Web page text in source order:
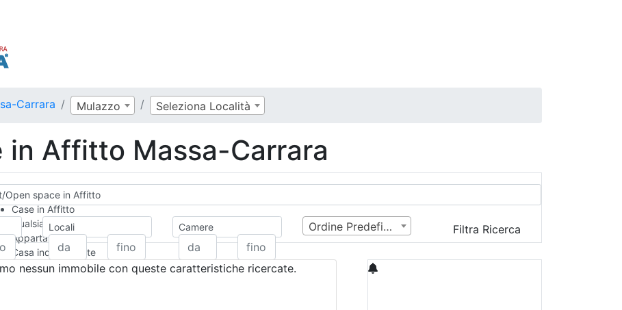
Carrara Mulazzo Seleziona Località
Affitto Massa-Carrara
Open space in Affitto
Case in Affitto
Qualsiasi
Appartamento
Casa indipendente
Casa Semi-indipendente
Locali Camere Ordine Predefinito Filtra Ricerca
nessun immobile con queste caratteristiche ricercate.